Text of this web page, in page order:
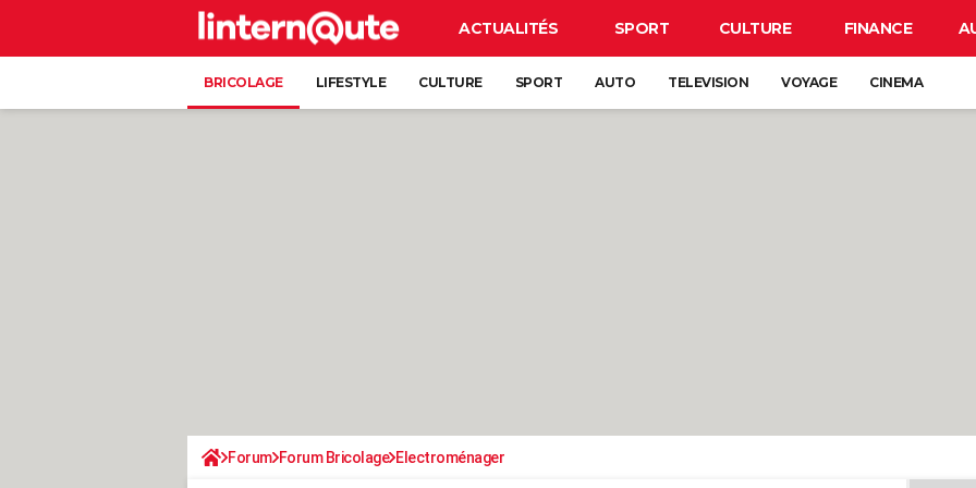
ACTUALITÉS SPORT CULTURE FINANCE
BRICOLAGE LIFESTYLE CULTURE SPORT AUTO TELEVISION VOYAGE CINEMA
Forum Forum Bricolage Electroménager